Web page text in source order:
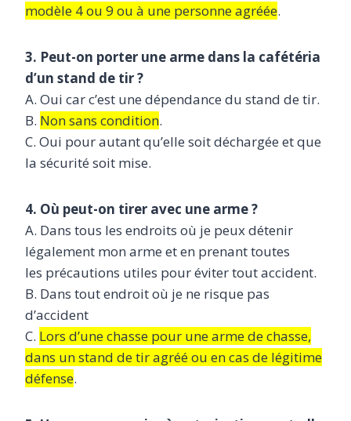
modèle 4 ou 9 ou à une personne agréée.
3. Peut-on porter une arme dans la cafétéria
d’un stand de tir ?
A. Oui car c’est une dépendance du stand de tir.
B. Non sans condition.
C. Oui pour autant qu’elle soit déchargée et que
la sécurité soit mise.
4. Où peut-on tirer avec une arme ?
A. Dans tous les endroits où je peux détenir
légalement mon arme et en prenant toutes
les précautions utiles pour éviter tout accident.
B. Dans tout endroit où je ne risque pas
d’accident
C. Lors d’une chasse pour une arme de chasse,
dans un stand de tir agréé ou en cas de légitime
défense.